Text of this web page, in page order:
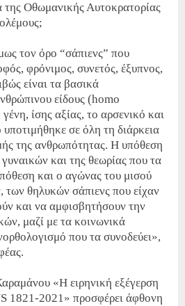
Οθωμανικής Αυτοκρατορίας
τον όρο “σάπιενς” που
φρόνιμος, συνετός, έξυπνος,
είναι τα βασικά
είδους (homo
ίσης αξίας, το αρσενικό και
σε όλη τη διάρκεια
της ανθρωπότητας. Η υπόθεση
και της θεωρίας που τα
και ο αγώνας του μισού
θηλυκών σάπιενς που είχαν
και να αμφισβητήσουν την
μαζί με τα κοινωνικά
που τα συνοδεύει»,
«Η ειρηνική εξέγερση
1821-2021» προσφέρει άφθονη